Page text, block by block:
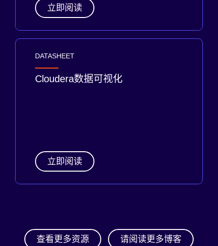
立即阅读
DATASHEET
Cloudera数据可视化
立即阅读
查看更多资源 请阅读更多博客